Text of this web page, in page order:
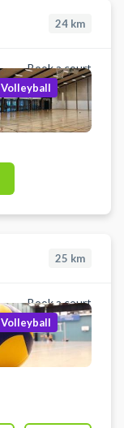
24 km
Book a court
Volleyball
25 km
Book a court
Volleyball